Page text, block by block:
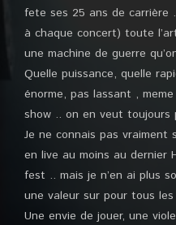
fete ses 25 ans de carrière
à chaque concert) toute
une machine de guerre
Quelle puissance, quelle
énorme, pas lassant ,
show .. on en veut toujours
Je ne connais pas vraiment
en live au moins au dernier
fest .. mais je n’en ai plus
une valeur sur pour tous
Une envie de jouer, une